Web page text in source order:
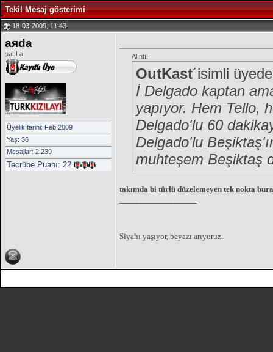
Tekil Mesaj gösterimi
18-03-2009, 11:43
aяda
saLLa
Üyelik tarihi: Feb 2009
Yaş: 36
Mesajlar: 2.239
Tecrübe Puanı: 22
Alıntı:
OutKast´isimli
İ Delgado kaptan
yapıyor. Hem Tello,
Delgado'lu 60
Delgado'lu
muhteşem Beşiktaş
takımda bi türlü düzelemeyen tek nokta
Siyahı yaşıyor, beyazı arıyoruz..